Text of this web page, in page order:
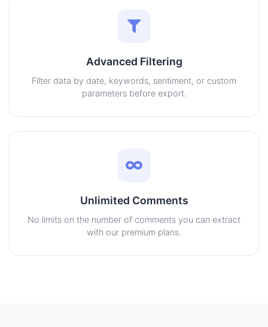
Advanced Filtering
Filter data by date, keywords, sentiment, or custom
parameters before export.
Unlimited Comments
No limits on the number of comments you can extract
with our premium plans.